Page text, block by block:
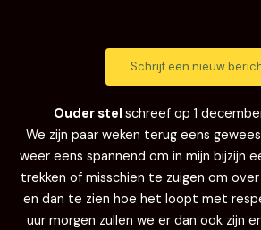
Ouder stel schreef op 1
We zijn paar weken terug eens
weer eens spannend om in mijn bijzijn
trekken of misschien te zuigen om
en dan te zien hoe het loopt met
uur morgen zullen we er dan ook zijn